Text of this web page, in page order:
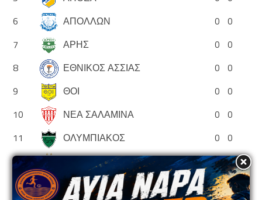
6
ΑΠΟΛΛΩΝ 0 0
7
ΑΡΗΣ 0 0
8
ΕΘΝΙΚΟΣ ΑΣΣΙΑΣ 0 0
9
ΘΟΙ 0 0
10
ΝΕΑ ΣΑΛΑΜΙΝΑ 0 0
11
ΟΛΥΜΠΙΑΚΟΣ 0 0
12
ΟΜΟΝΟΙΑ 0 0
13
ΟΜΟΝΟΙΑ ΑΡΑΔΙΠΠΟΥ 0 0